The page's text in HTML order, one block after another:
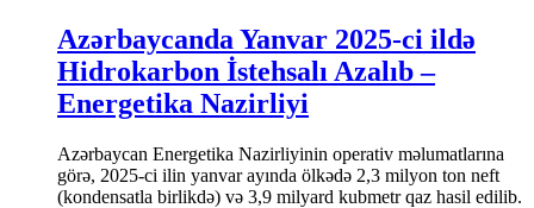
Azərbaycanda Yanvar 2025-ci ildə
Hidrokarbon İstehsalı Azalıb –
Energetika Nazirliyi
Azərbaycan Energetika Nazirliyinin operativ məlumatlarına
görə, 2025-ci ilin yanvar ayında ölkədə 2,3 milyon ton neft
(kondensatla birlikdə) və 3,9 milyard kubmetr qaz hasil edilib.